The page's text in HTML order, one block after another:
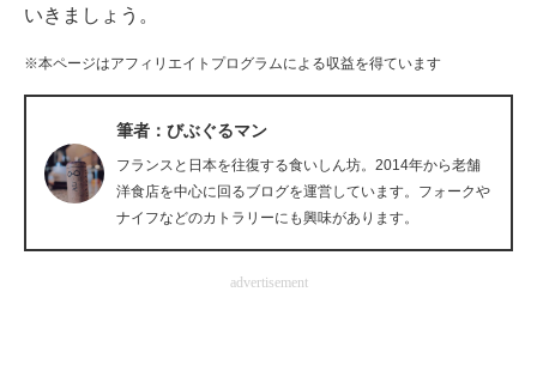
ITエンジニア向け専門サイト
企業向けIT製品の総合サイト
製造業のIT導入・活用を支援
いきましょう。
※本ページはアフィリエイトプログラムによる収益を得ています
筆者：びぶぐるマン
フランスと日本を往復する食いしん坊。2014年から老舗
洋食店を中心に回るブログを運営しています。フォークや
ナイフなどのカトラリーにも興味があります。
advertisement